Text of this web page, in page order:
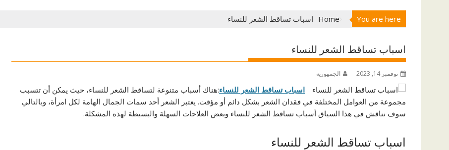
You are here
Home اسباب تساقط الشعر للنساء
اسباب تساقط الشعر للنساء
نوفمبر 14, 2023 الجمهورية
اسباب تساقط الشعر للنساء:هناك أسباب متنوعة لتساقط الشعر للنساء، حيث يمكن أن تتسبب
مجموعة من العوامل المختلفة في فقدان الشعر بشكل دائم أو مؤقت. يعتبر الشعر أحد سمات الجمال الهامة لكل امرأة، وبالتالي
سوف نناقش في هذا السياق أسباب تساقط الشعر للنساء وبعض العلاجات السهلة والبسيطة لهذه المشكلة.
اسباب تساقط الشعر للنساء